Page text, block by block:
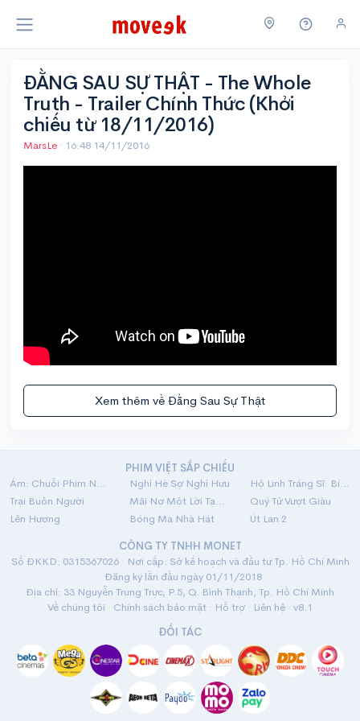
ĐẰNG SAU SỰ THẬT - The Whole
Truth - Trailer Chính Thức (Khởi
chiếu từ 18/11/2016)
MarsLe · 16:48 14/11/2016
Xem thêm về Đằng Sau Sự Thật
PHIM VIỆT SẮP CHIẾU
Ám: Chuỗi Phim Ngắn Linh Dị
Nghỉ Hè Sợ Nghỉ Hưu
Hộ Linh Tráng Sĩ: Bí Ẩn Mộ Vua Đinh
Trại Buôn Người
Mãi Nợ Một Lời Tạm Biệt
Quý Tử Vượt Giàu
Lên Hương
Bóng Ma Nhà Hát
Út Lan 2
CÔNG TY TNHH MONET
Số ĐKKD: 0315367026 · Nơi cấp: Sở kế hoạch và đầu tư Tp. Hồ Chí Minh
· Đăng ký lần đầu ngày 01/11/2018
Địa chỉ: 33 Nguyễn Trung Trực, P.5, Q. Bình Thạnh, Tp. Hồ Chí Minh
Về chúng tôi · Chính sách bảo mật · Hỗ trợ · Liên hệ · v8.1
ĐỐI TÁC